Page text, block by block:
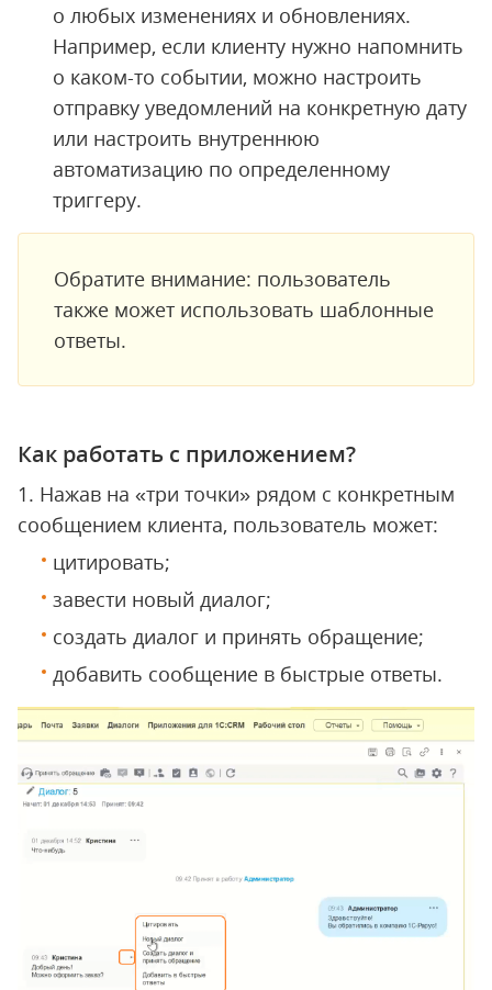
о любых изменениях и обновлениях.
Например, если клиенту нужно напомнить
о каком-то событии, можно настроить
отправку уведомлений на конкретную дату
или настроить внутреннюю
автоматизацию по определенному
триггеру.
Обратите внимание: пользователь
также может использовать шаблонные
ответы.
Как работать с приложением?
1. Нажав на «три точки» рядом с конкретным
сообщением клиента, пользователь может:
цитировать;
завести новый диалог;
создать диалог и принять обращение;
добавить сообщение в быстрые ответы.